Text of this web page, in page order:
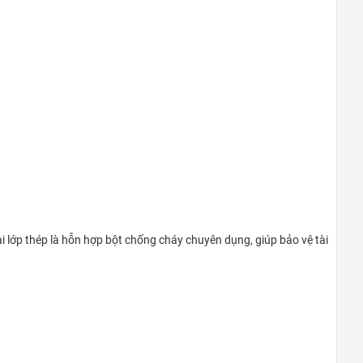
Khu vực Thanh Trì – Ngọc Hồi
thép là hỗn hợp bột chống cháy chuyên dụng, giúp bảo vệ tài